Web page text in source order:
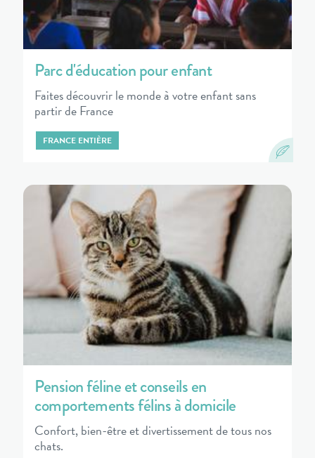
Parc d'éducation pour enfant
Faites découvrir le monde à votre enfant sans
partir de France
FRANCE ENTIÈRE
Pension féline et conseils en
comportements félins à domicile
Confort, bien-être et divertissement de tous nos
chats.